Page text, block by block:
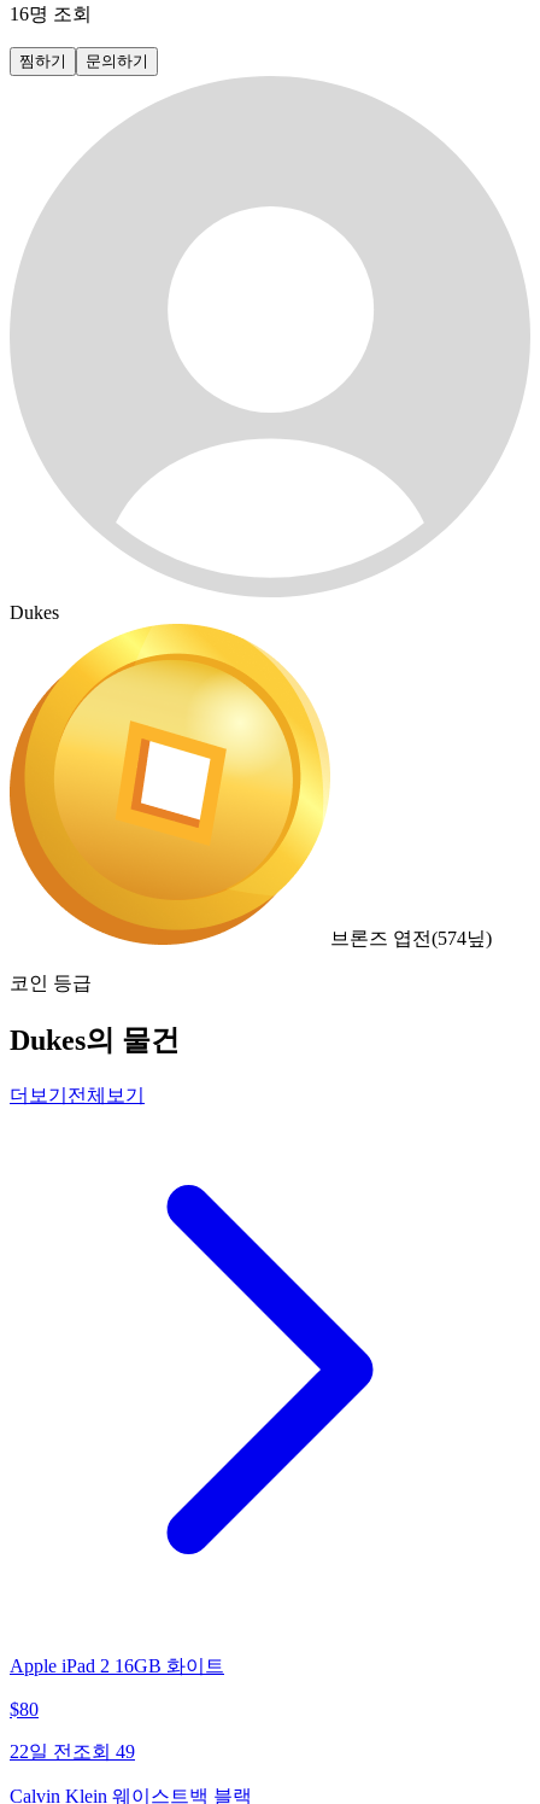
16명 조회
찜하기 문의하기
Dukes
브론즈 엽전(574닢)
코인 등급
Dukes의 물건
더보기 전체보기
Apple iPad 2 16GB 화이트
$80
22일 전 조회 49
Calvin Klein 웨이스트백 블랙